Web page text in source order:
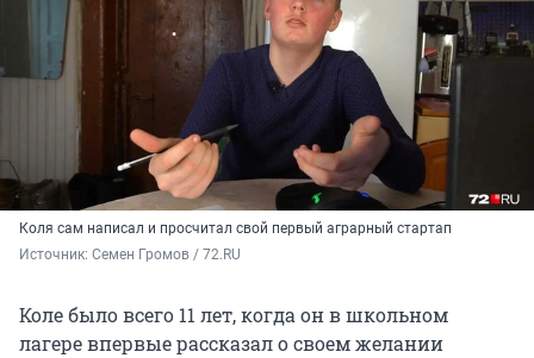
Коля сам написал и просчитал свой первый аграрный стартап
Источник: Семен Громов / 72.RU
Коле было всего 11 лет, когда он в школьном
лагере впервые рассказал о своем желании